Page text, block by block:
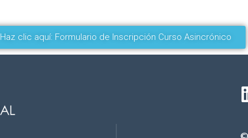
Haz clic aquí: Formulario de Inscripción Curso Asincrónico